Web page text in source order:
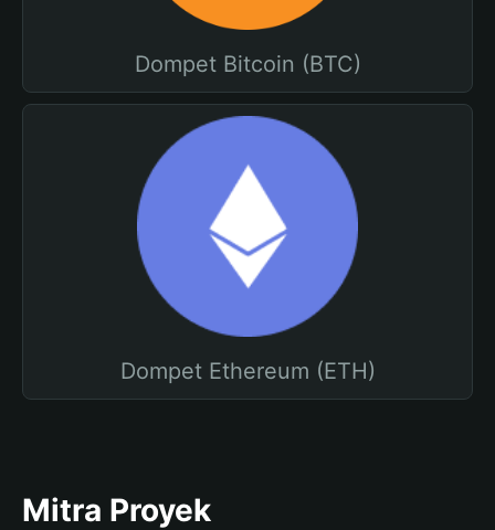
Dompet Bitcoin (BTC)
Dompet Ethereum (ETH)
Mitra Proyek